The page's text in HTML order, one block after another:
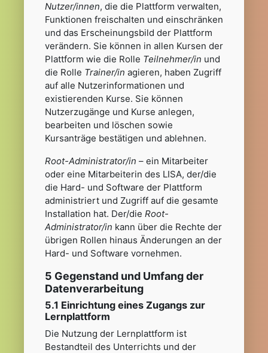
Nutzer/innen, die die Plattform verwalten,
Funktionen freischalten und einschränken
und das Erscheinungsbild der Plattform
verändern. Sie können in allen Kursen der
Plattform wie die Rolle Teilnehmer/in und
die Rolle Trainer/in agieren, haben Zugriff
auf alle Nutzerinformationen und
existierenden Kurse. Sie können
Nutzerzugänge und Kurse anlegen,
bearbeiten und löschen sowie
Kursanträge bestätigen und ablehnen.
Root-Administrator/in – ein Mitarbeiter
oder eine Mitarbeiterin des LISA, der/die
die Hard- und Software der Plattform
administriert und Zugriff auf die gesamte
Installation hat. Der/die Root-
Administrator/in kann über die Rechte der
übrigen Rollen hinaus Änderungen an der
Hard- und Software vornehmen.
5 Gegenstand und Umfang der
Datenverarbeitung
5.1 Einrichtung eines Zugangs zur
Lernplattform
Die Nutzung der Lernplattform ist
Bestandteil des Unterrichts und der